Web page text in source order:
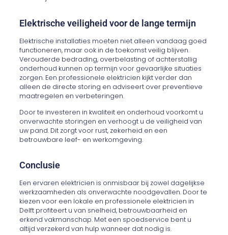
Elektrische veiligheid voor de lange termijn
Elektrische installaties moeten niet alleen vandaag goed
functioneren, maar ook in de toekomst veilig blijven.
Verouderde bedrading, overbelasting of achterstallig
onderhoud kunnen op termijn voor gevaarlijke situaties
zorgen. Een professionele elektricien kijkt verder dan
alleen de directe storing en adviseert over preventieve
maatregelen en verbeteringen.
Door te investeren in kwaliteit en onderhoud voorkomt u
onverwachte storingen en verhoogt u de veiligheid van
uw pand. Dit zorgt voor rust, zekerheid en een
betrouwbare leef- en werkomgeving.
Conclusie
Een ervaren elektricien is onmisbaar bij zowel dagelijkse
werkzaamheden als onverwachte noodgevallen. Door te
kiezen voor een lokale en professionele elektricien in
Delft profiteert u van snelheid, betrouwbaarheid en
erkend vakmanschap. Met een spoedservice bent u
altijd verzekerd van hulp wanneer dat nodig is.